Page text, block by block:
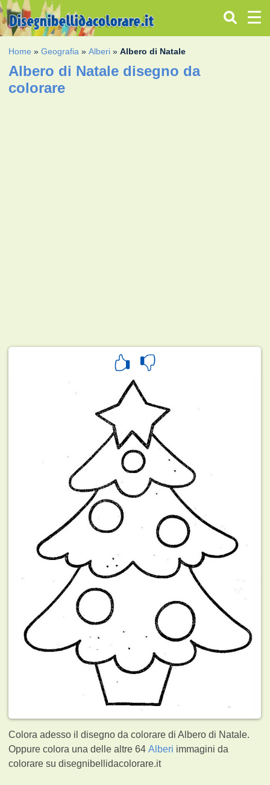
Home »Geografia »Alberi »Albero di Natale
Albero di Natale disegno da
colorare
Colora adesso il disegno da colorare di Albero di Natale.
Oppure colora una delle altre 64Alberi immagini da
colorare su disegnibellidacolorare.it